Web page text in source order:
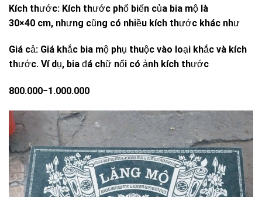
Kích thước: Kích thước phổ biến của bia mộ là
30×40 cm, nhưng cũng có nhiều kích thước khác như
Giá cả: Giá khắc bia mộ phụ thuộc vào loại khắc và kích
thước. Ví dụ, bia đá chữ nổi có ảnh kích thước
800.000−1.000.000